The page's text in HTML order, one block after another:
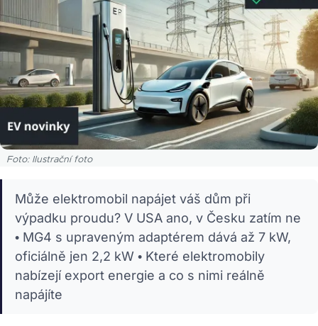
Foto: Ilustrační foto
Může elektromobil napájet váš dům při
výpadku proudu? V USA ano, v Česku zatím ne
• MG4 s upraveným adaptérem dává až 7 kW,
oficiálně jen 2,2 kW • Které elektromobily
nabízejí export energie a co s nimi reálně
napájíte